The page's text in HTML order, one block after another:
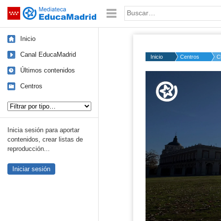
Saltar navegación Palabra o frase:
Inicio
Canal EducaMadrid
Últimos contenidos
Centros
Inicia sesión para aportar
contenidos, crear listas de
reproducción...
Iniciar sesión
Inicio Centros
50%